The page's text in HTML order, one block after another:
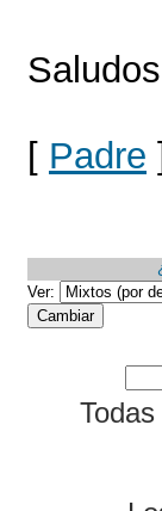
Saludos
[ Padre ]
Ver: